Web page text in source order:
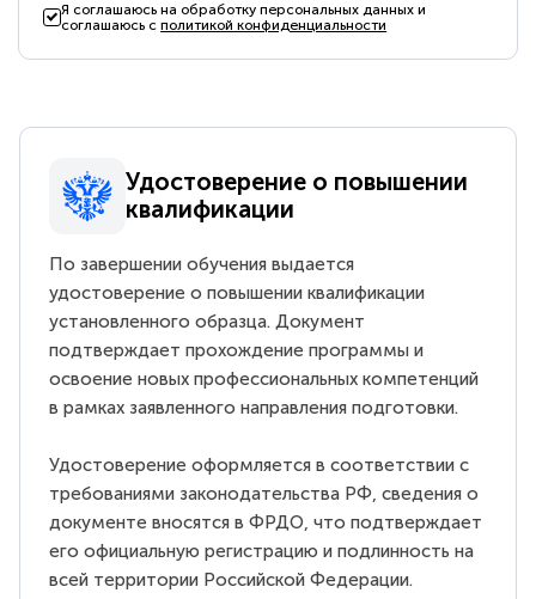
Я соглашаюсь на обработку персональных данных и
соглашаюсь сполитикой конфиденциальности
Удостоверение о повышении
квалификации
По завершении обучения выдается
удостоверение о повышении квалификации
установленного образца. Документ
подтверждает прохождение программы и
освоение новых профессиональных компетенций
в рамках заявленного направления подготовки.
Удостоверение оформляется в соответствии с
требованиями законодательства РФ, сведения о
документе вносятся в ФРДО, что подтверждает
его официальную регистрацию и подлинность на
всей территории Российской Федерации.